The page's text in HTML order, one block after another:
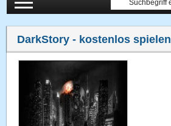
DarkStory - kostenlos spielen